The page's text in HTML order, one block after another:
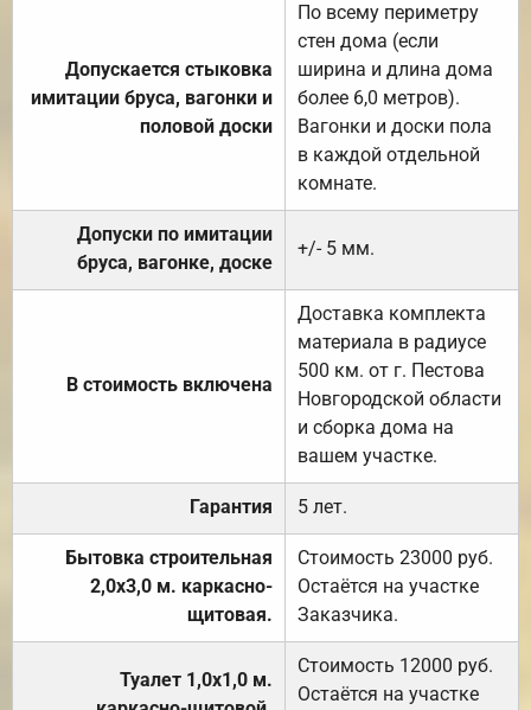
Допускается стыковка
имитации бруса, вагонки и
половой доски
По всему периметру
стен дома (если
ширина и длина дома
более 6,0 метров).
Вагонки и доски пола
в каждой отдельной
комнате.
Допуски по имитации
бруса, вагонке, доске
+/- 5 мм.
В стоимость включена
Доставка комплекта
материала в радиусе
500 км. от г. Пестова
Новгородской области
и сборка дома на
вашем участке.
Гарантия 5 лет.
Бытовка строительная
2,0х3,0 м. каркасно-
щитовая.
Стоимость 23000 руб.
Остаётся на участке
Заказчика.
Туалет 1,0х1,0 м.
Стоимость 12000 руб.
Остаётся на участке